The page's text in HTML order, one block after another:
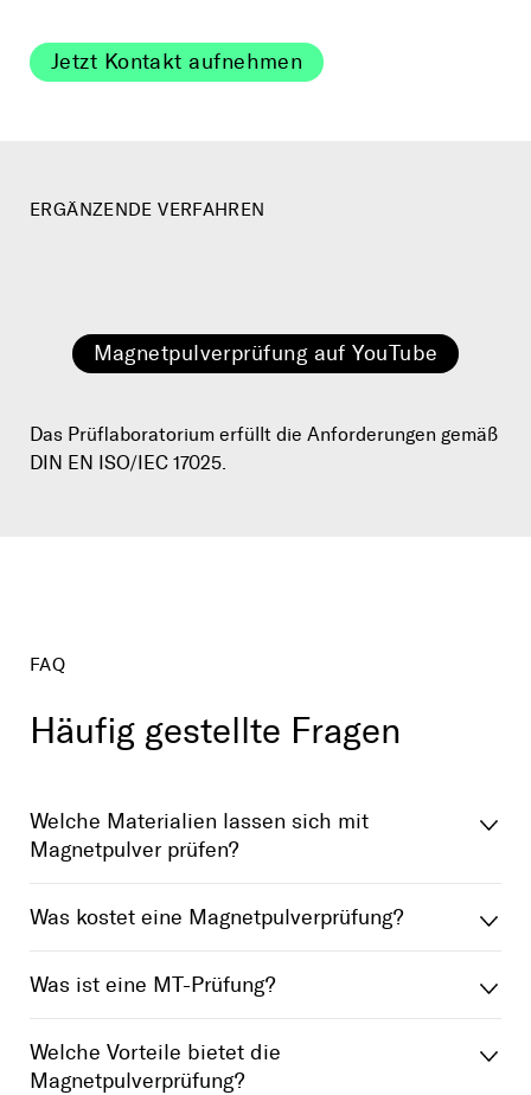
Jetzt Kontakt aufnehmen
ERGÄNZENDE VERFAHREN
Magnetpulverprüfung auf YouTube
Das Prüflaboratorium erfüllt die Anforderungen gemäß
DIN EN ISO/IEC 17025.
FAQ
Häufig gestellte Fragen
Welche Materialien lassen sich mit
Magnetpulver prüfen?
Was kostet eine Magnetpulverprüfung?
Was ist eine MT-Prüfung?
Welche Vorteile bietet die
Magnetpulverprüfung?